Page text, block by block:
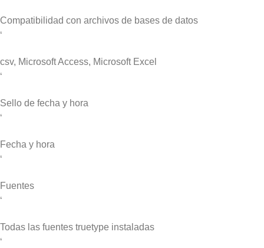
Compatibilidad con archivos de bases de datos
‘
csv, Microsoft Access, Microsoft Excel
‘
Sello de fecha y hora
‘
Fecha y hora
‘
Fuentes
‘
Todas las fuentes truetype instaladas
‘